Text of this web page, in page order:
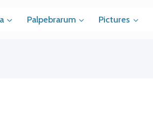
Palpebrarum Pictures